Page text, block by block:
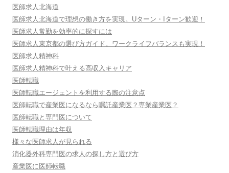
医師求人北海道
医師求人北海道で理想の働き方を実現。Uターン・Iターン歓迎！
医師求人常勤を効率的に探すには
医師求人東京都の選び方ガイド。ワークライフバランスも実現！
医師求人精神科
医師求人精神科で叶える高収入キャリア
医師転職
医師転職エージェントを利用する際の注意点
医師転職で産業医になるなら嘱託産業医？専業産業医？
医師転職と専門医について
医師転職理由は年収
様々な医師求人が見られる
消化器外科専門医の求人の探し方と選び方
産業医に医師転職